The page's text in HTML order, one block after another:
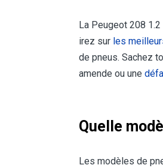
La Peugeot 208
irez sur les
de pneus. Sachez
amende ou une
Quelle
Les modèles de